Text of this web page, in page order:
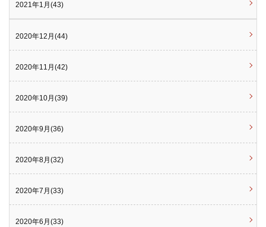
2021年1月(43)
2020年12月(44)
2020年11月(42)
2020年10月(39)
2020年9月(36)
2020年8月(32)
2020年7月(33)
2020年6月(33)